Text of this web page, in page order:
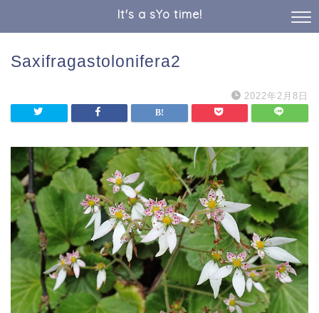
It's a sYo time!
Saxifragastolonifera2
2022年2月8日